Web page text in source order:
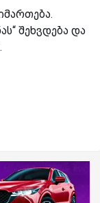
შეხვდება და